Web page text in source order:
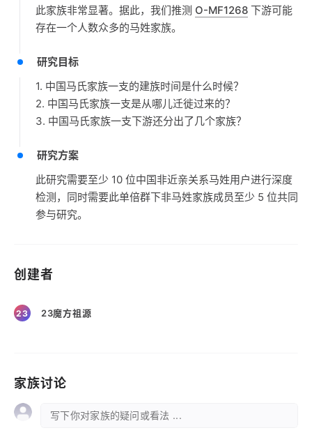
此家族非常显著。据此，我们推测 O-MF1268 下游可能
存在一个人数众多的马姓家族。
研究目标
1. 中国马氏家族一支的建族时间是什么时候？
2. 中国马氏家族一支是从哪儿迁徙过来的？
3. 中国马氏家族一支下游还分出了几个家族？
研究方案
此研究需要至少 10 位中国非近亲关系马姓用户进行深度
检测，同时需要此单倍群下非马姓家族成员至少 5 位共同
参与研究。
创建者
23 23魔方祖源
家族讨论
写下你对家族的疑问或看法 ...